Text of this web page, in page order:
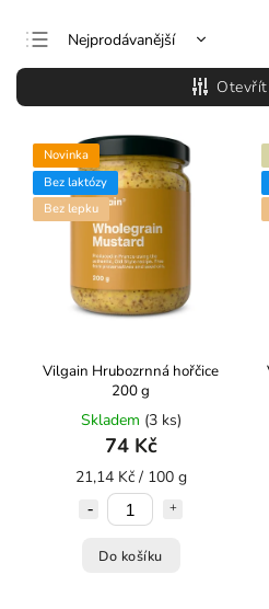
Nejprodávanější
Nejlevnější
Nejdražší
Abecedně
Novinka
Bez laktózy
Bez lepku
Vilgain Hrubozrnná hořčice
200 g
Skladem (3 ks)
74 Kč
21,14 Kč / 100 g
Do košíku